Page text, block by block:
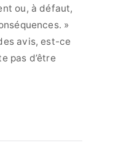
ou, à défaut,
»
avis, est-ce
pas d’être